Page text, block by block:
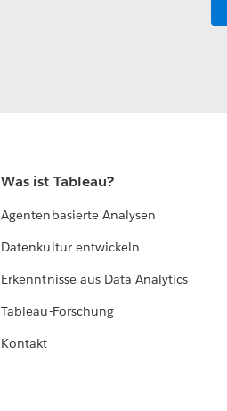
Was ist Tableau?
Agentenbasierte Analysen
Datenkultur entwickeln
Erkenntnisse aus Data Analytics
Tableau-Forschung
Kontakt